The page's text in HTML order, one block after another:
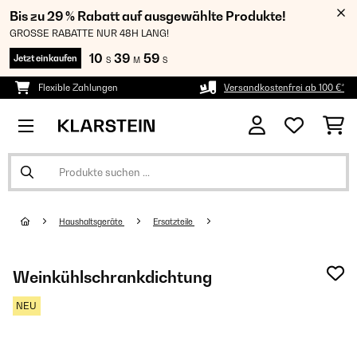
Bis zu 29 % Rabatt auf ausgewählte Produkte!
GROSSE RABATTE NUR 48H LANG!
Jetzt einkaufen 10 S 39 M 58 S
Flexible Zahlungen Versandkostenfrei ab 100 €*
Haushaltsgeräte Ersatzteile
Weinkühlschrankdichtung
NEU